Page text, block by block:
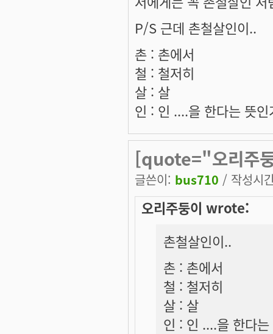
P/S 근데 촌철살인이..
촌 : 촌에서
철 : 철저히
살 : 살
인 : 인 ....을 한다는 뜻인
[quote="오리주
글쓴이: bus710 / 작성시
오리주둥이 wrote:
촌철살인이..
촌 : 촌에서
철 : 철저히
살 : 살
인 : 인 ....을 한다